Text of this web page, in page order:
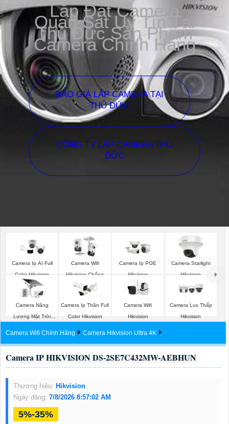
Lắp Đặt Camera
Quan Sát Uy Tín Tại
Thủ Đức Sản Phẩm
Camera Chính Hãng
BÁO GIÁ LẮP CAMERA TẠI
THỦ ĐỨC
CÔNG TY LẮP CAMERA THỦ
ĐỨC
Camera Ip AI Full
Color Hikvision
Camera Wifi
Hikvision Chống
Trộm
Camera Ip POE
Hikvision
Camera Starlight
Hikvision
Camera Năng
Lượng Mặt Trời
Camera Ip Thân Full
Color Hikvision
Camera Wifi
Hikvision
Camera Lux Thấp
Hikvision
Camera Wifi Chính Hãng Camera Hikvision Ultra 4K
Camera IP HIKVISION DS-2SE7C432MW-AEBHUN
Thương hiệu: Hikvision
Ngày đăng: 7/8/2026 8:57:02 AM
5%-35%